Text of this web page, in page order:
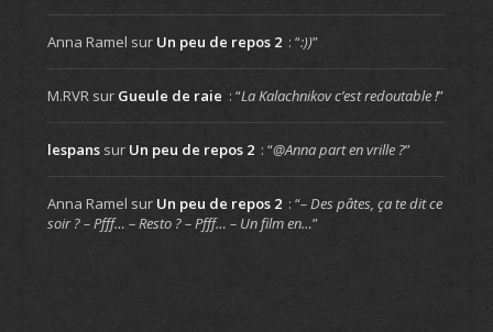
Anna Ramel sur Un peu de repos 2 : “:))”
M.RVRsur Gueule de raie : “La Kalachnikov c’est redoutable !”
lespanssur Un peu de repos 2 : “@Anna part en vrille ?”
Anna Ramel sur Un peu de repos 2 : “– Des pâtes, ça te dit ce
soir ? – Pfff… – Resto ? – Pfff… – Un film en…”